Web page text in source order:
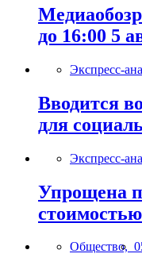
до 16:00 5
Экспресс-
Вводится
для
Экспресс-
Упрощена
Общество,